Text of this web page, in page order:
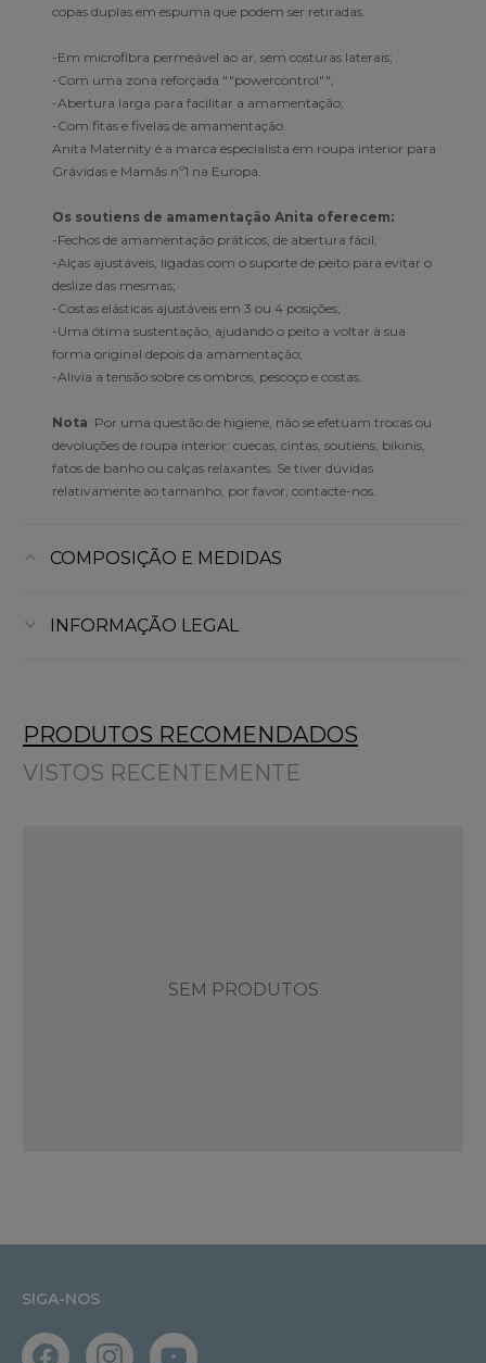
copas duplas em espuma que podem ser retiradas.
-Em microfibra permeável ao ar, sem costuras laterais;
-Com uma zona reforçada ""powercontrol"";
-Abertura larga para facilitar a amamentação;
-Com fitas e fivelas de amamentação.
Anita Maternity é a marca especialista em roupa interior para
Grávidas e Mamãs nº1 na Europa.
Os soutiens de amamentação Anita oferecem:
-Fechos de amamentação práticos, de abertura fácil;
-Alças ajustáveis, ligadas com o suporte de peito para evitar o
deslize das mesmas;
-Costas elásticas ajustáveis em 3 ou 4 posições;
-Uma ótima sustentação, ajudando o peito a voltar à sua
forma original depois da amamentação;
-Alivia a tensão sobre os ombros, pescoço e costas.
Nota: Por uma questão de higiene, não se efetuam trocas ou
devoluções de roupa interior: cuecas, cintas, soutiens, bikinis,
fatos de banho ou calças relaxantes. Se tiver dúvidas
relativamente ao tamanho, por favor, contacte-nos.
COMPOSIÇÃO E MEDIDAS
INFORMAÇÃO LEGAL
PRODUTOS RECOMENDADOS
VISTOS RECENTEMENTE
SEM PRODUTOS
SIGA-NOS